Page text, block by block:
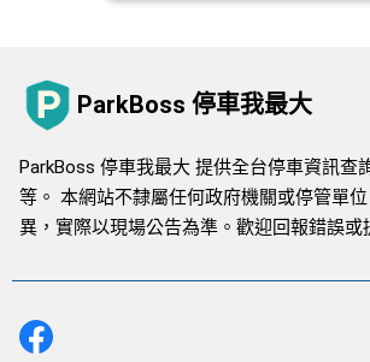
ParkBoss 停車我最大
ParkBoss 停車我最大 提供全台停車資訊
等。 本網站不隸屬任何政府機關或停管單
異，實際以現場公告為準。歡迎回報錯誤或